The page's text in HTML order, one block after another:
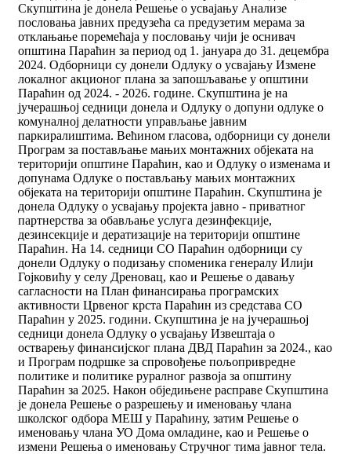
Скупштина је донела Решење о усвајању Анализе
пословања јавних предузећа са предузетим мерама за
отклањање поремећаја у пословању чији је оснивач
општина Параћин за период од 1. јануара до 31. децембра
2024. Одборници су донели Одлуку о усвајању Измене
локалног акционог плана за запошљавање у општини
Параћин од 2024. - 2026. године. Скупштина је на
јучерашњој седници донела и Одлуку о допуни одлуке о
комуналној делатности управљање јавним
паркиралиштима. Већином гласова, одборници су донели
Програм за постављање мањих монтажних објеката на
територији општине Параћин, као и Одлуку о изменама и
допунама Одлуке о постављању мањих монтажних
објеката на територији општине Параћин. Скупштина је
донела Одлуку о усвајању пројекта јавно - приватног
партнерства за обављање услуга дезинфекције,
дезинсекције и дератизације на територији општине
Параћин. На 14. седници СО Параћин одборници су
донели Одлуку о подизању споменика генералу Илији
Гојковићу у селу Дреновац, као и Решење о давању
сагласности на План финансирања програмских
активности Црвеног крста Параћин из средстава СО
Параћин у 2025. години. Скупштина је на јучерашњој
седници донела Одлуку о усвајању Извештаја о
остварењу финансијског плана ДВД Параћин за 2024., као
и Програм подршке за спровођење пољопривредне
политике и политике руралног развоја за општину
Параћин за 2025. Након обједињене расправе Скупштина
је донела Решење о разрешењу и именовању члана
школског одбора МЕШ у Параћину, затим Решење о
именовању члана УО Дома омладине, као и Решење о
измени Решења о именовању Стручног тима јавног тела.